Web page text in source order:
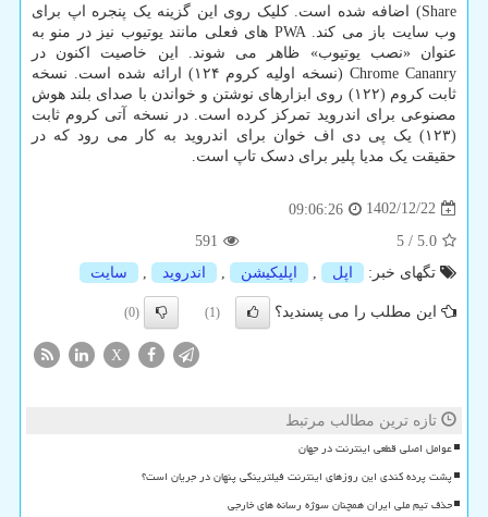
Share) اضافه شده است. کلیک روی این گزینه یک پنجره اپ برای
وب سایت باز می کند. PWA های فعلی مانند یوتیوب نیز در منو به
عنوان «نصب یوتیوب» ظاهر می شوند. این خاصیت اکنون در
Chrome Cananry (نسخه اولیه کروم ۱۲۴) ارائه شده است. نسخه
ثابت کروم (۱۲۲) روی ابزارهای نوشتن و خواندن با صدای بلند هوش
مصنوعی برای اندروید تمرکز کرده است. در نسخه آتی کروم ثابت
(۱۲۳) یک پی دی اف خوان برای اندروید به کار می رود که در
حقیقت یک مدیا پلیر برای دسک تاپ است.
1402/12/22
09:06:26
5.0
/
5
591
تگهای خبر:
اپل اپلیكیشن اندروید سایت
این مطلب را می پسندید؟ (1)
(0)
X
تازه ترین مطالب مرتبط
عوامل اصلی قطعی اینترنت در جهان
پشت پرده کندی این روزهای اینترنت فیلترینگی پنهان در جریان است؟
حذف تیم ملی ایران همچنان سوژه رسانه های خارجی